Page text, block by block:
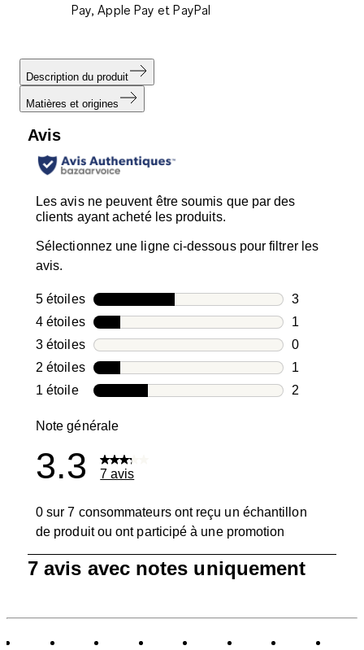
Pay, Apple Pay et PayPal
Description du produit
Matières et origines
Avis
Les avis ne peuvent être soumis que par des
clients ayant acheté les produits.
Sélectionnez une ligne ci-dessous pour filtrer les
avis.
5 étoilesétoiles
3
3 avis avec
4 étoilesétoiles
1
1 avis avec
3 étoilesétoiles
0
0 avis avec
2 étoilesétoiles
1
1 avis avec
1 étoileétoiles
2
Note générale
3.3 7 avis
0 sur 7 consommateurs ont reçu un échantillon
de produit ou ont participé à une promotion
sur
7 avis avec notes uniquement